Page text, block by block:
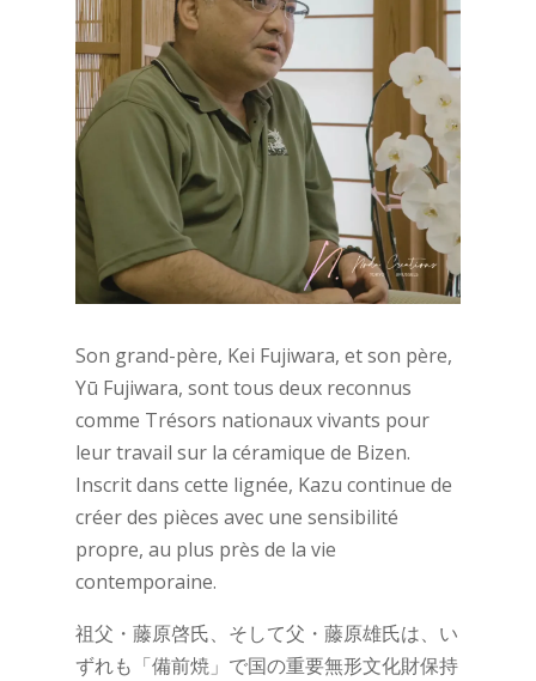
Son grand-père, Kei Fujiwara, et son père,
Yū Fujiwara, sont tous deux reconnus
comme Trésors nationaux vivants pour
leur travail sur la céramique de Bizen.
Inscrit dans cette lignée, Kazu continue de
créer des pièces avec une sensibilité
propre, au plus près de la vie
contemporaine.
祖父・藤原啓氏、そして父・藤原雄氏は、い
ずれも「備前焼」で国の重要無形文化財保持